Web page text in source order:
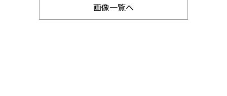
画像一覧へ